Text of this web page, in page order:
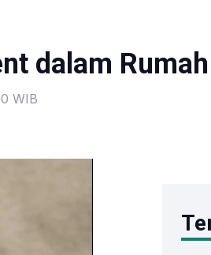
dalam
WIB